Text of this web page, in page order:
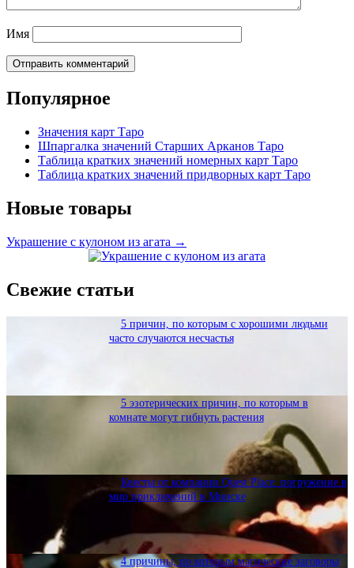
Имя
Популярное
Значения карт Таро
Шпаргалка значений Старших Арканов Таро
Таблица кратких значений номерных карт Таро
Таблица кратких значений придворных карт Таро
Новые товары
Украшение с кулоном из агата →
Свежие статьи
5 причин, по которым с хорошими людьми
часто случаются несчастья
5 эзотерических причин, по которым в
комнате могут гибнуть растения
Квесты от компании Quest Place: погружение в
мир приключений в Минске
4 причины, по которым магические заговоры